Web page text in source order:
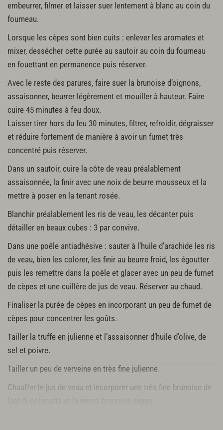
embeurrer, filmer et laisser suer lentement à blanc au coin du
fourneau.
Lorsque les cèpes sont bien cuits : enlever les aromates et
mixer, dessécher cette purée au sautoir au coin du fourneau
en fouettant en permanence puis réserver.
Avec le reste des parures, faire suer la brunoise d’oignons,
assaisonner, beurrer légèrement et mouiller à hauteur. Faire
cuire 45 minutes à feu doux.
Laisser tirer hors du feu 30 minutes, filtrer, refroidir, dégraisser
et réduire fortement de manière à avoir un fumet très
concentré puis réserver.
Dans un sautoir, cuire la côte de veau préalablement
assaisonnée, la finir avec une noix de beurre mousseux et la
mettre à poser en la tenant rosée.
Blanchir préalablement les ris de veau, les décanter puis
détailler en beaux cubes : 3 par convive.
Dans une poêle antiadhésive : sauter à l’huile d’arachide les ris
de veau, bien les colorer, les finir au beurre froid, les égoutter
puis les remettre dans la poêle et glacer avec un peu de fumet
de cèpes et une cuillère de jus de veau. Réserver au chaud.
Finaliser la purée de cèpes en incorporant un peu de fumet de
cèpes pour concentrer les goûts.
Tailler la truffe en julienne et l’assaisonner d’huile d’olive, de
sel et poivre.
Tailler un peu de verveine en très fine julienne.
Chauffer le jus de veau et incorporer une très fine brunoise de